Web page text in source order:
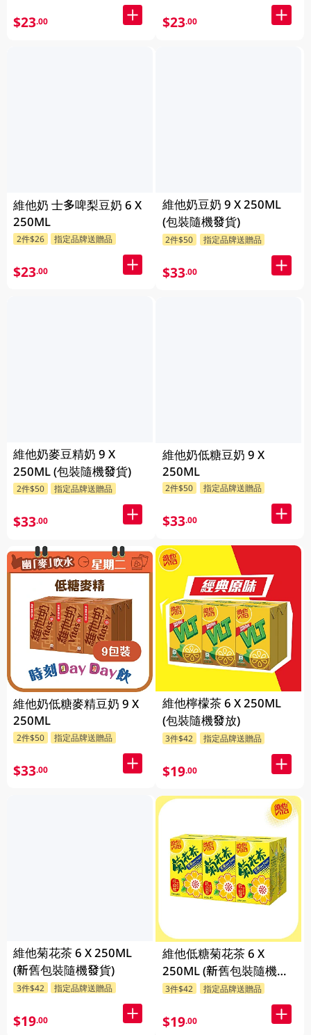
$23.00
維他奶 士多啤梨豆奶 6 X
250ML
2件$26 指定品牌送贈品
$23.00
維他奶麥豆精奶 9 X
250ML (包裝隨機發貨)
2件$50 指定品牌送贈品
$33.00
維他奶低糖麥精豆奶 9 X
250ML
2件$50 指定品牌送贈品
$33.00
維他菊花茶 6 X 250ML
(新舊包裝隨機發貨)
3件$42 指定品牌送贈品
$19.00
$23.00
維他奶豆奶 9 X 250ML
(包裝隨機發貨)
2件$50 指定品牌送贈品
$33.00
維他奶低糖豆奶 9 X
250ML
2件$50 指定品牌送贈品
$33.00
維他檸檬茶 6 X 250ML
(包裝隨機發放)
3件$42 指定品牌送贈品
$19.00
維他低糖菊花茶 6 X
250ML (新舊包裝隨機發
貨)
3件$42 指定品牌送贈品
$19.00